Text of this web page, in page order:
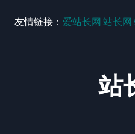
友情链接： 爱站长网 站长网
站